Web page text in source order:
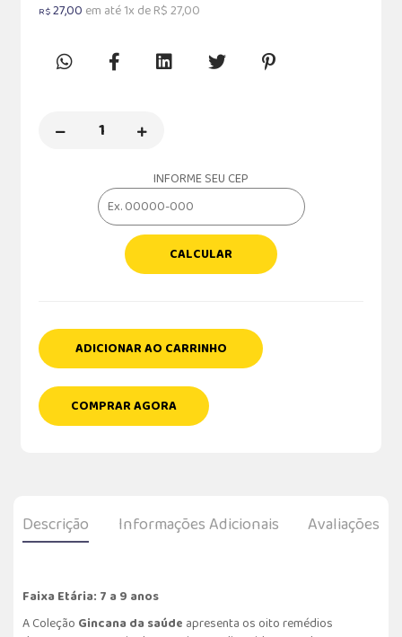
R$27,00 em até 1x de R$ 27,00
INFORME SEU CEP
CALCULAR
ADICIONAR AO CARRINHO
COMPRAR AGORA
Descrição Informações Adicionais Avaliações
Faixa Etária: 7 a 9 anos
A Coleção Gincana da saúde apresenta os oito remédios